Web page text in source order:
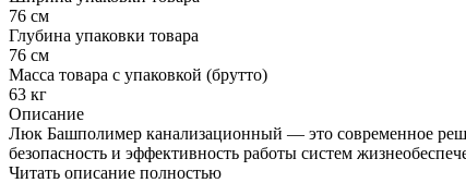
76 см
Глубина упаковки товара
76 см
Масса товара с упаковкой (брутто)
63 кг
Описание
Люк Башполимер канализационный — это современное
безопасность и эффективность работы систем
Читать описание полностью